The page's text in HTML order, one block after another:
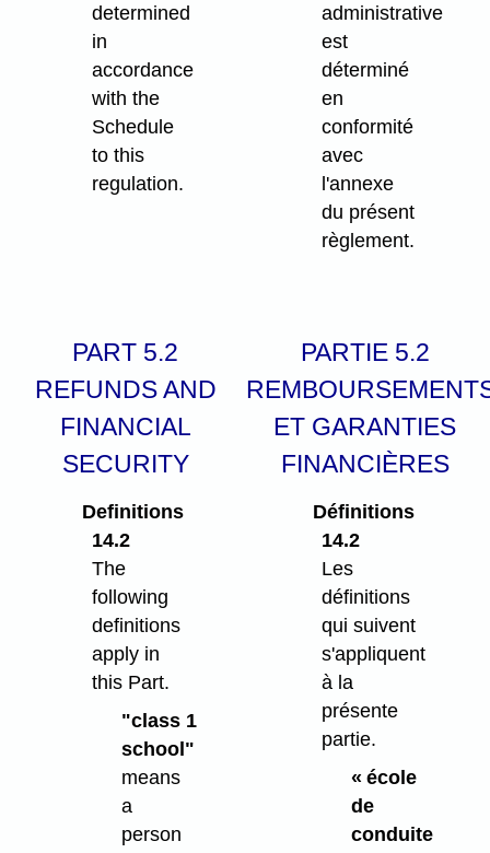
determined
in
accordance
with the
Schedule
to this
regulation.
administrative
est
déterminé
en
conformité
avec
l'annexe
du présent
règlement.
PART 5.2
REFUNDS AND
FINANCIAL
SECURITY
PARTIE 5.2
ET GARANTIES
FINANCIÈRES
Definitions
14.2
The
following
definitions
apply in
this Part.
"class 1
school"
means
a
person
Définitions
14.2
Les
définitions
qui suivent
s'appliquent
à la
présente
partie.
« école
de
conduite